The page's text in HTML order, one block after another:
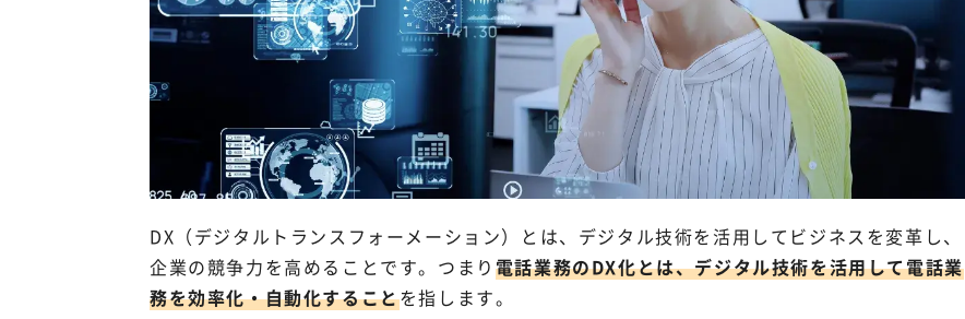
DX（デジタルトランスフォーメーション）とは、デジタル技術を活用してビジネスを変革し、
企業の競争力を高めることです。つまり 電話業務のDX化とは、デジタル技術を活用して電話業
務を効率化・自動化することを指します。